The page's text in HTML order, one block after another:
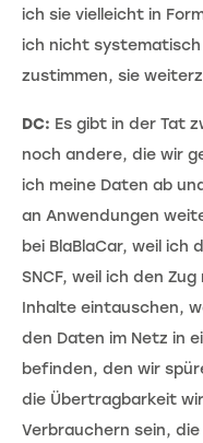
ich sie vielleicht in
ich nicht systematisch
zustimmen, sie
DC: Es gibt in der Tat
noch andere, die wir
ich meine Daten ab
an Anwendungen
bei BlaBlaCar, weil
SNCF, weil ich den
Inhalte eintauschen,
den Daten im Netz in
befinden, den wir
die Übertragbarkeit
Verbrauchern sein,